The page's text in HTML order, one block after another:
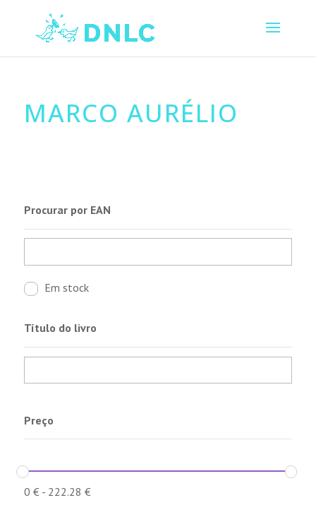
MARCO AURÉLIO
Procurar por EAN
Em stock
Título do livro
Preço
0 €- 222.28 €